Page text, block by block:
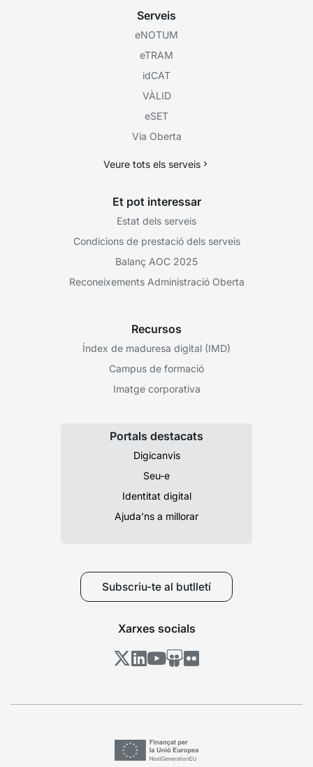
Serveis
eNOTUM
eTRAM
idCAT
VÀLID
eSET
Via Oberta
Veure tots els serveis
Et pot interessar
Estat dels serveis
Condicions de prestació dels serveis
Balanç AOC 2025
Reconeixements Administració Oberta
Recursos
Índex de maduresa digital (IMD)
Campus de formació
Imatge corporativa
Portals destacats
Digicanvis
Seu-e
Identitat digital
Ajuda’ns a millorar
Subscriu-te al butlletí
Xarxes socials